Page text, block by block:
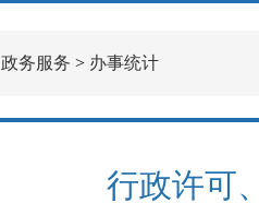
政务服务 > 办事统计
行政许可